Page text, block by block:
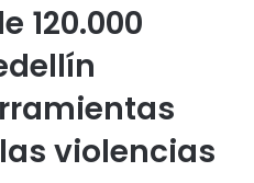
120.000
violencias